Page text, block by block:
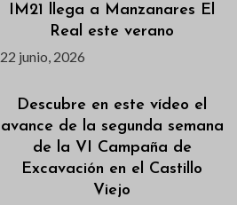
IM21 llega a Manzanares El
Real este verano
22 junio, 2026
Descubre en este vídeo el
avance de la segunda semana
de la VI Campaña de
Excavación en el Castillo
Viejo